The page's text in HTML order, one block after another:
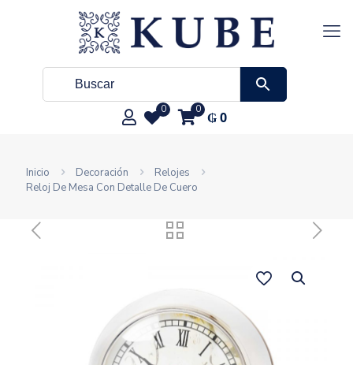
0 0 ₲0
Inicio Decoración
Relojes
Reloj De Mesa Con Detalle De Cuero